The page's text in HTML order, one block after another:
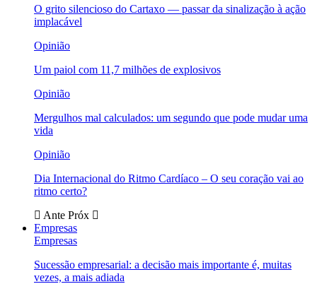
O grito silencioso do Cartaxo — passar da sinalização à ação
implacável
Opinião
Um paiol com 11,7 milhões de explosivos
Opinião
Mergulhos mal calculados: um segundo que pode mudar uma
vida
Opinião
Dia Internacional do Ritmo Cardíaco – O seu coração vai ao
ritmo certo?
Ante Próx
Empresas
Empresas
Sucessão empresarial: a decisão mais importante é, muitas
vezes, a mais adiada